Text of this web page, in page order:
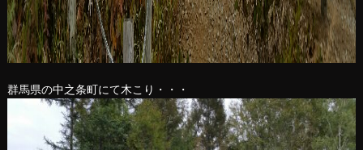
群馬県の中之条町にて木こり・・・